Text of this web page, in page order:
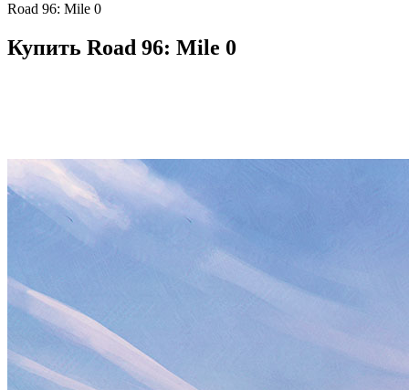
Road 96: Mile 0
Купить Road 96: Mile 0